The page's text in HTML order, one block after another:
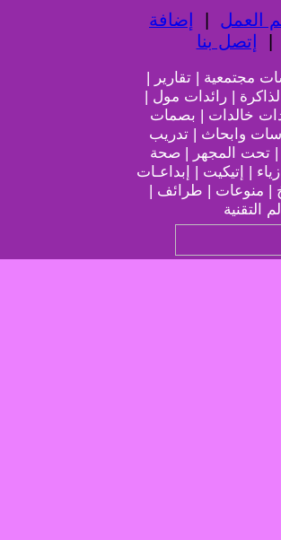
العمل
إضافة
إتصل بنا
مجتمعية | تقارير |
| رائدات مول |
خالدات | بصمات
وابحاث | تدريب
| تحت المجهر | صحة
| إتيكيت | إبداعـات
| منوعات | طرائف |
التقنية